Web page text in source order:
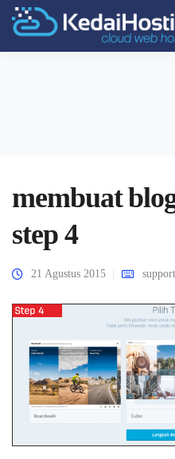
membuat
step 4
21 Agustus 2015 support